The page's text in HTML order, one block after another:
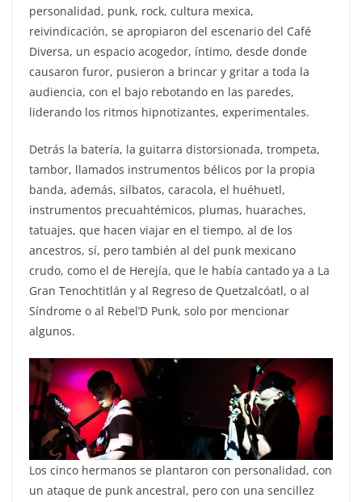
personalidad, punk, rock, cultura mexica,
reivindicación, se apropiaron del escenario del Café
Diversa, un espacio acogedor, íntimo, desde donde
causaron furor, pusieron a brincar y gritar a toda la
audiencia, con el bajo rebotando en las paredes,
liderando los ritmos hipnotizantes, experimentales.
Detrás la batería, la guitarra distorsionada, trompeta,
tambor, llamados instrumentos bélicos por la propia
banda, además, silbatos, caracola, el huéhuetl,
instrumentos precuahtémicos, plumas, huaraches,
tatuajes, que hacen viajar en el tiempo, al de los
ancestros, sí, pero también al del punk mexicano
crudo, como el de Herejía, que le había cantado ya a La
Gran Tenochtitlán y al Regreso de Quetzalcóatl, o al
Síndrome o al Rebel’D Punk, solo por mencionar
algunos.
Los cinco hermanos se plantaron con personalidad, con
un ataque de punk ancestral, pero con una sencillez